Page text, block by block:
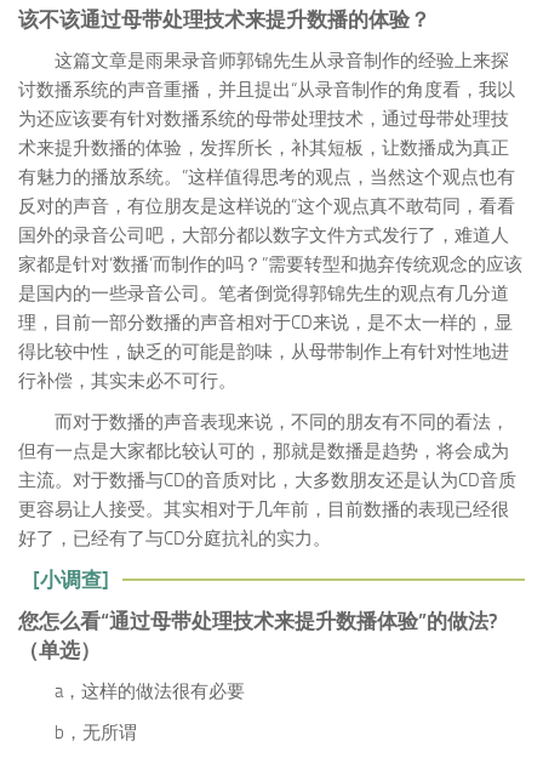
该不该通过母带处理技术来提升数播的体验？
这篇文章是雨果录音师郭锦先生从录音制作的经验上来探
讨数播系统的声音重播，并且提出“从录音制作的角度看，我以
为还应该要有针对数播系统的母带处理技术，通过母带处理技
术来提升数播的体验，发挥所长，补其短板，让数播成为真正
有魅力的播放系统。”这样值得思考的观点，当然这个观点也有
反对的声音，有位朋友是这样说的“这个观点真不敢苟同，看看
国外的录音公司吧，大部分都以数字文件方式发行了，难道人
家都是针对‘数播’而制作的吗？”需要转型和抛弃传统观念的应该
是国内的一些录音公司。笔者倒觉得郭锦先生的观点有几分道
理，目前一部分数播的声音相对于CD来说，是不太一样的，显
得比较中性，缺乏的可能是韵味，从母带制作上有针对性地进
行补偿，其实未必不可行。
而对于数播的声音表现来说，不同的朋友有不同的看法，
但有一点是大家都比较认可的， 那就是数播是趋势，将会成为
主流。对于数播与CD的音质对比，大多数朋友还是认为CD音质
更容易让人接受。其实相对于几年前，目前数播的表现已经很
好了，已经有了与CD分庭抗礼的实力。
[小调查]
您怎么看“通过母带处理技术来提升数播体验”的做法?
（单选）
a，这样的做法很有必要
b，无所谓